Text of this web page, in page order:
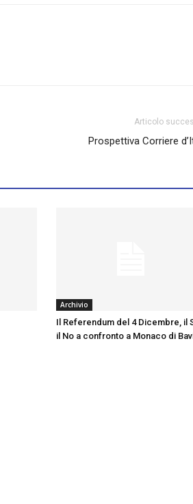
Articolo
Prospettiva Corriere
Archivio
Il Referendum del 4 Dicembre, il
il No a confronto a Monaco di